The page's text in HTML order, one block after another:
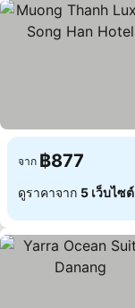
จาก ฿877
ดูราคาจาก 5 เว็บไซต์